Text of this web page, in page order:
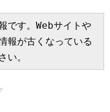
です。Webサイトや
報が古くなっている
い。